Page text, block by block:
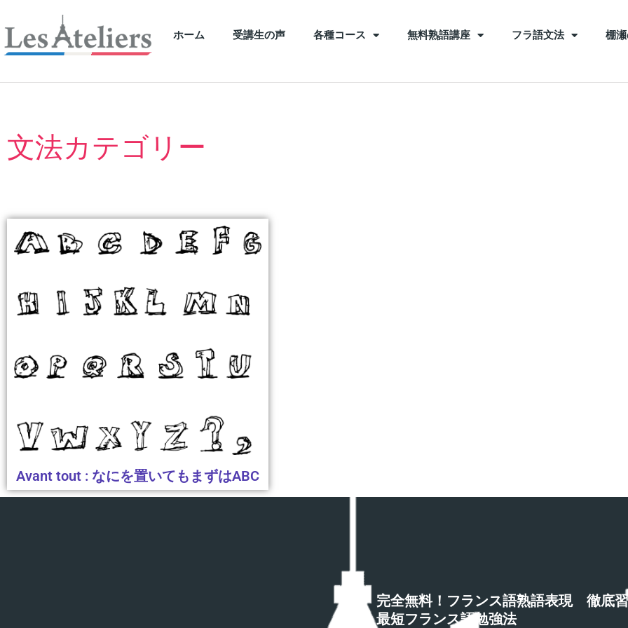
ホーム 受講生の声 各種コース 無料熟語講座 フラ語文法 棚
文法カテゴリー
Avant tout : なにを置いてもまずはABC
完全無料！フランス語熟語表現 徹底
最短フランス語勉強法